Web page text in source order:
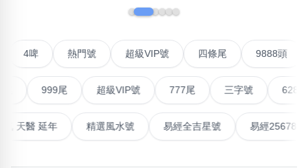
無0 無3無4無5 無7無8無9
清除全部分類
搜尋
熱門號 超級VIP號 四條尾 9888
999尾 超級VIP號 777尾 三字號 6288頭
能量生氣 天醫 延年 精選風水號 易經全吉星號 易經